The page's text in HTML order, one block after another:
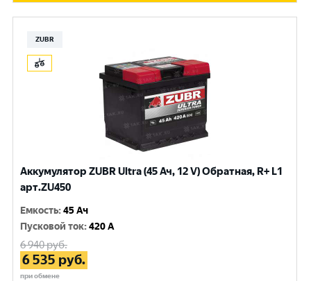
ZUBR
Аккумулятор ZUBR Ultra (45 Ач, 12 V) Обратная, R+ L1
арт.ZU450
Емкость:45 Ач
Пусковой ток:420 A
6 940руб.
6 535 руб.
при обмене